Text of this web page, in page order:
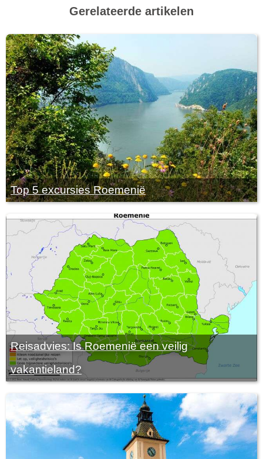
Gerelateerde artikelen
Top 5 excursies Roemenië
Reisadvies: Is Roemenië een veilig
vakantieland?